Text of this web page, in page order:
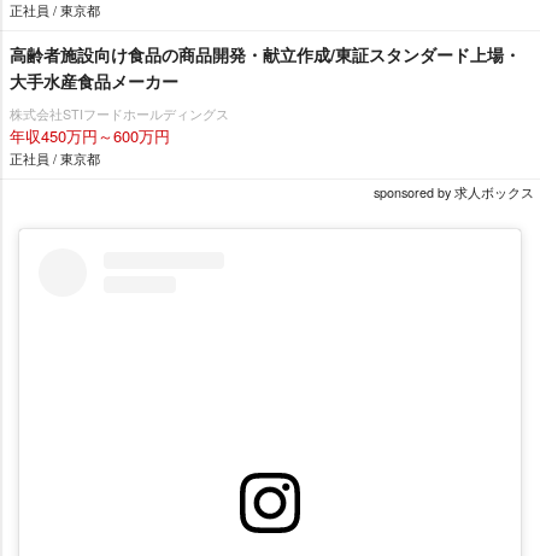
正社員 / 東京都
高齢者施設向け食品の商品開発・献立作成/東証スタンダード上場・
大手水産食品メーカー
株式会社STIフードホールディングス
年収450万円～600万円
正社員 / 東京都
sponsored by 求人ボックス